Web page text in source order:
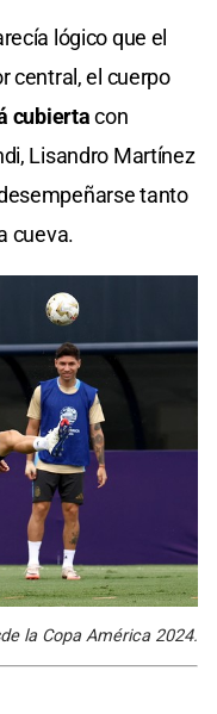
lógico que el
central, el cuerpo
cubiertacon
Lisandro Martínez
tanto
cueva.
la Copa América 2024.